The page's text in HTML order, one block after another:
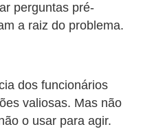
perguntas pré-
a raiz do problema.
dos funcionários
valiosas. Mas não
o usar para agir.